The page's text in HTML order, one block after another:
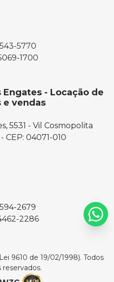
5770
1700
- Locação de
e vendas
5531 - Vil Cosmopolita
CEP: 04071-010
2679
2286
9610 de 19/02/1998). Todos
reservados.